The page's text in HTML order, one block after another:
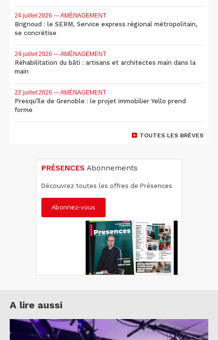
24 juillet 2026 — AMÉNAGEMENT
Brignoud : le SERM, Service express régional métropolitain,
se concrétise
24 juillet 2026 — AMÉNAGEMENT
Réhabilitation du bâti : artisans et architectes main dans la
main
22 juillet 2026 — AMÉNAGEMENT
Presqu'île de Grenoble : le projet immobilier Yello prend
forme
TOUTES LES BRÈVES
PRÉSENCES Abonnements
Découvrez toutes les offres de Présences
Abonnez-vous
A lire aussi